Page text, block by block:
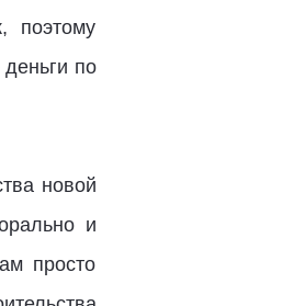
поэтому
по
новой
и
просто